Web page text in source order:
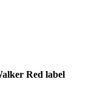
Red label